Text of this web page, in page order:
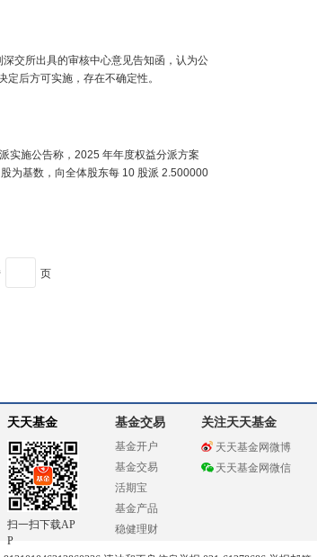
交所出具的审核中心意见告知函，认为公
后方可实施，存在不确定性。
实施公告称，2025 年年度权益分派方案
为基数，向全体股东每 10 股派 2.500000
页
天天基金
扫一扫下载AP
P
基金交易
基金开户
基金交易
活期宝
基金产品
稳健理财
关注天天基金
天天基金网微博
天天基金网微信